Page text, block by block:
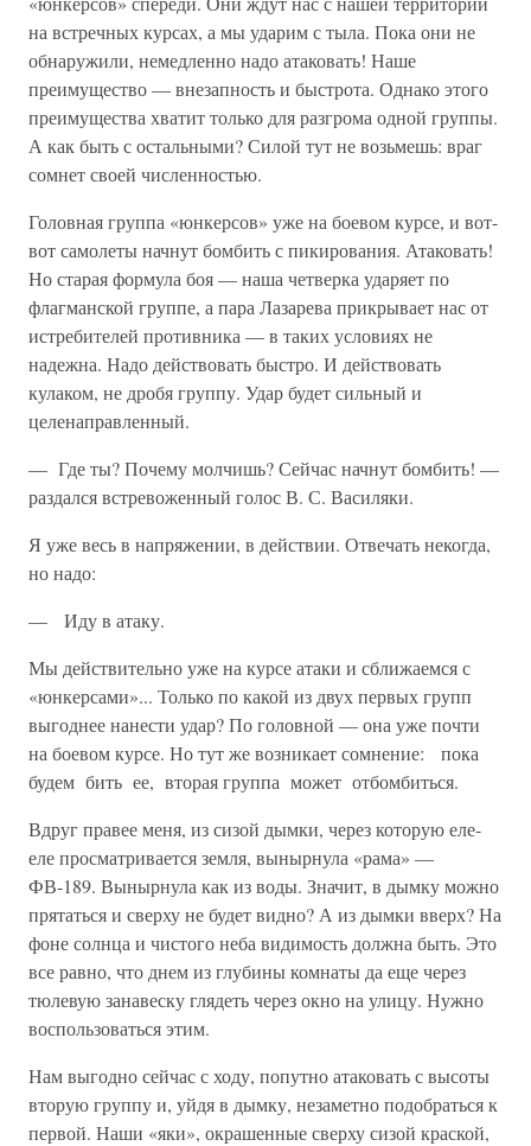
на встречных курсах, а мы ударим с тыла. Пока они не
обнаружили, немедленно надо атаковать! Наше
преимущество — внезапность и быстрота. Однако этого
преимущества хватит только для разгрома одной группы.
А как быть с остальными? Силой тут не возьмешь: враг
сомнет своей численностью.
Головная группа «юнкерсов» уже на боевом курсе, и вот-
вот само­леты начнут бомбить с пикирования. Атаковать!
Но старая формула боя — наша четверка ударяет по
флагманской группе, а пара Лазаре­ва прикрывает нас от
истребителей противника — в таких условиях не
надежна. Надо действовать быстро. И действовать
кулаком, не дро­бя группу. Удар будет сильный и
целенаправленный.
— Где ты? Почему молчишь? Сейчас начнут бомбить! —
раздался встревоженный голос В. С. Василяки.
Я уже весь в напряжении, в действии. Отвечать некогда,
но надо:
— Иду в атаку.
Мы действительно уже на курсе атаки и сближаемся с
«юнкерсами»... Только по какой из двух первых групп
выгоднее нанести удар? По головной — она уже почти
на боевом курсе. Но тут же возникает сомнение: пока
будем бить ее, вторая группа может отбомбиться.
Вдруг правее меня, из сизой дымки, через которую еле-
еле просмат­ривается земля, вынырнула «рама» —
ФВ-189. Вынырнула как из воды. Значит, в дымку можно
прятаться и сверху не будет видно? А из дымки вверх? На
фоне солнца и чистого неба видимость должна быть. Это
все равно, что днем из глубины комнаты да еще через
тюлевую занавеску глядеть через окно на улицу. Нужно
воспользо­ваться этим.
Нам выгодно сейчас с ходу, попутно атаковать с высоты
вторую группу и, уйдя в дымку, незаметно подобраться к
первой. Наши «яки», окрашенные сверху сизой краской,